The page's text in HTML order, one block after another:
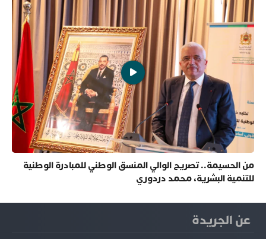
من الحسيمة.. تصريح الوالي المنسق الوطني للمبادرة الوطنية
للتنمية البشرية، محمد دردوري
عن الجريدة